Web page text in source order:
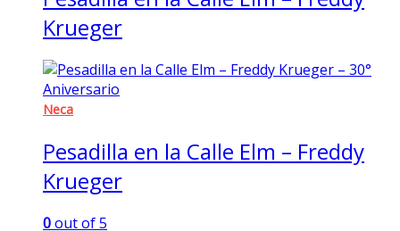
Krueger
Neca
Pesadilla en la Calle Elm – Freddy
Krueger
0out of 5